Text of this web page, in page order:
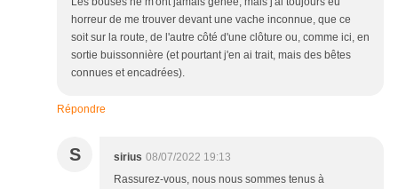
horreur de me trouver devant une vache inconnue, que ce
soit sur la route, de l'autre côté d'une clôture ou, comme ici, en
sortie buissonnière (et pourtant j'en ai trait, mais des bêtes
connues et encadrées).
Répondre
S sirius 08/07/2022 19:13
Rassurez-vous, nous nous sommes tenus à